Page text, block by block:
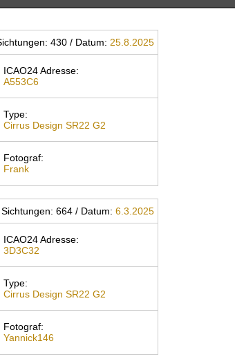
430 / Datum: 25.8.2025
ICAO24 Adresse:
A553C6
Type:
Cirrus Design SR22 G2
Fotograf:
Frank
664 / Datum: 6.3.2025
ICAO24 Adresse:
3D3C32
Type:
Cirrus Design SR22 G2
Fotograf:
Yannick146